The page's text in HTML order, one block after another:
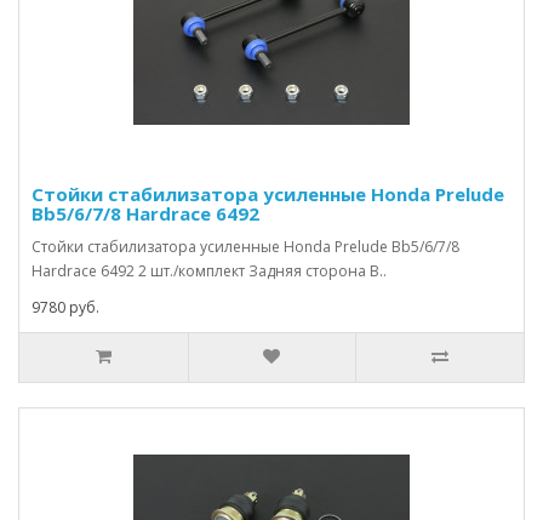
Стойки стабилизатора усиленные Honda Prelude
Bb5/6/7/8 Hardrace 6492
Стойки стабилизатора усиленные Honda Prelude Bb5/6/7/8
Hardrace 6492 2 шт./комплект Задняя сторона В..
9780 руб.